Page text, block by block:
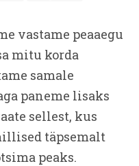
vastame peaaegu
mitu korda
samale
paneme lisaks
sellest, kus
täpsemalt
peaks.